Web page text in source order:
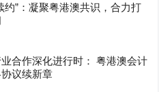
约”：凝聚粤港澳共识，合力打
合作深化进行时： 粤港澳会计
议续新章